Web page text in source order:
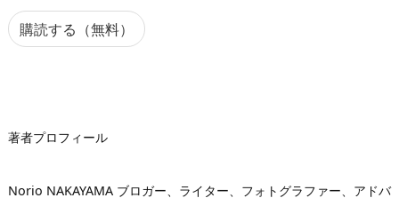
ア
ド
購読する（無料）
著者プロフィール
Norio NAKAYAMA ブロガー、ライター、フォトグラファー、アドバ